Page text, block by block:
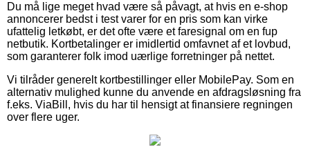
Du må lige meget hvad være så påvagt, at hvis en e-shop
annoncerer bedst i test varer for en pris som kan virke
ufattelig letkøbt, er det ofte være et faresignal om en fup
netbutik. Kortbetalinger er imidlertid omfavnet af et lovbud,
som garanterer folk imod uærlige forretninger på nettet.
Vi tilråder generelt kortbestillinger eller MobilePay. Som en
alternativ mulighed kunne du anvende en afdragsløsning fra
f.eks. ViaBill, hvis du har til hensigt at finansiere regningen
over flere uger.